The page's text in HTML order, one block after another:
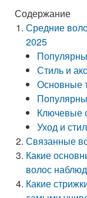
Содержание
Средние
2025
Стиль и
Основные
Ключевые
Уход и
Связанные
Какие
волос
Какие